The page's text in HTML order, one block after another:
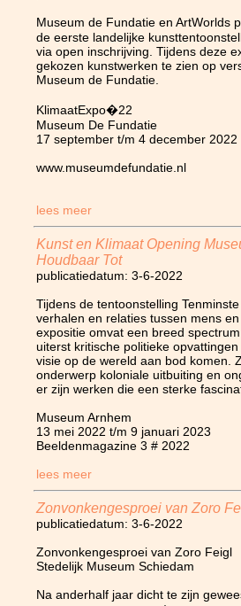
Museum de Fundatie en ArtWorlds
de eerste landelijke
via open inschrijving. Tijdens deze
gekozen kunstwerken te zien op
Museum de Fundatie.
KlimaatExpo�22
Museum De Fundatie
17 september t/m 4 december 2022
www.museumdefundatie.nl
lees meer
Kunst en Klimaat Opening
Houdbaar Tot
publicatiedatum: 3-6-2022
Tijdens de tentoonstelling
verhalen en relaties tussen mens
expositie omvat een breed
uiterst kritische politieke
visie op de wereld aan bod komen.
onderwerp koloniale uitbuiting en
er zijn werken die een sterke
Museum Arnhem
13 mei 2022 t/m 9 januari 2023
Beeldenmagazine 3 # 2022
lees meer
Zonvonkengesproei van Zoro
publicatiedatum: 3-6-2022
Zonvonkengesproei van Zoro Feigl
Stedelijk Museum Schiedam
Na anderhalf jaar dicht te zijn